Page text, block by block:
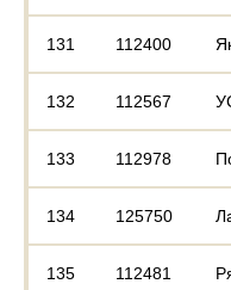
131 112400
132 112567
133 112978
134 125750
135 112481